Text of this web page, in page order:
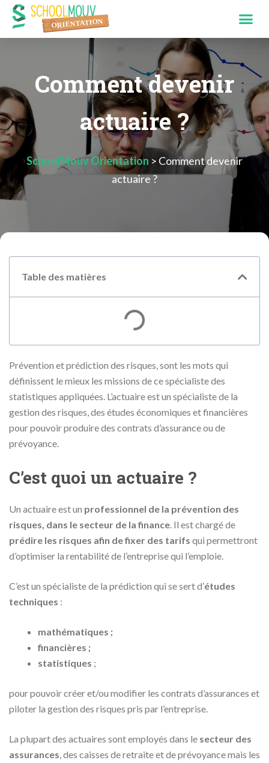
Comment devenir
actuaire ?
SchoolMouv Orientation > Comment devenir
actuaire ?
Table des matières
Prévention et prédiction des risques, sont les mots qui
définissent le mieux les missions de ce spécialiste des
statistiques appliquées. L’actuaire est un spécialiste de la
gestion des risques, des études économiques et financières
pour pouvoir produire des contrats d’assurance ou de
prévoyance.
C’est quoi un actuaire ?
Un actuaire est un professionnel de la prévention des
risques, dans le secteur de la finance. Il est chargé de
prédire les risques afin de fixer des tarifs qui permettront
d’optimiser la rentabilité de l’entreprise qui l’emploie.
C’est un spécialiste de la prédiction qui se sert d’études
techniques :
mathématiques ;
financières ;
statistiques ;
pour pouvoir créer et/ou modifier les contrats d’assurances et
piloter la gestion des risques pris par l’entreprise.
La plupart des actuaires sont employés dans le secteur des
assurances, des caisses de retraite et de prévoyance mais les